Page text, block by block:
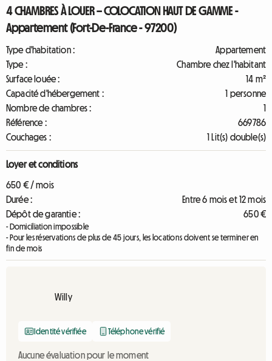
4 CHAMBRES À LOUER – COLOCATION HAUT DE GAMME -
Appartement (Fort-De-France - 97200)
Type d'habitation :
Appartement
Type :
Chambre chez l'habitant
Surface louée :
14 m²
Capacité d'hébergement :
1 personne
Nombre de chambres :
1
Référence :
669786
Couchages :
1 Lit(s) double(s)
Loyer et conditions
650 € / mois
Durée :
Entre 6 mois et 12 mois
Dépôt de garantie :
650 €
- Domiciliation impossible
- Pour les réservations de plus de 45 jours, les locations doivent se terminer en
fin de mois
Willy
Identité vérifiée Téléphone vérifié
Aucune évaluation pour le moment